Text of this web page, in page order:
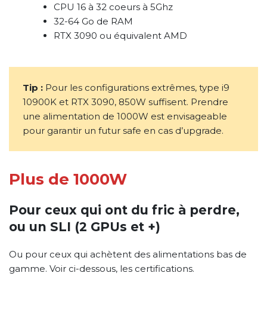
CPU 16 à 32 coeurs à 5Ghz
32-64 Go de RAM
RTX 3090 ou équivalent AMD
Tip : Pour les configurations extrêmes, type i9
10900K et RTX 3090, 850W suffisent. Prendre
une alimentation de 1000W est envisageable
pour garantir un futur safe en cas d’upgrade.
Plus de 1000W
Pour ceux qui ont du fric à perdre,
ou un SLI (2 GPUs et +)
Ou pour ceux qui achètent des alimentations bas de
gamme. Voir ci-dessous, les certifications.